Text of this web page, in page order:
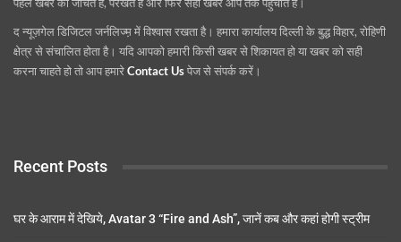
पहले खबर को जांचते हैं, परखते हैं और फिर सही खबर आप तक पहुंचाते हैं।
द न्यूज़गेल डिजिटल जर्नलिज्म़ में विश्वास रखता है। हमारा कार्यालय दिल्ली के बुद्ध विहार, रोहिणी
क्षेत्र से संचालित होता है। यदि आपको हमारी किसी खबर से शिकायत हो या खबर को सही
करना चाहते हो तो आप हमारेContact Usपेज से संपर्क करें।
Recent Posts
घर के आराम में देखिये, Avatar 3 “Fire and Ash”, जानें कब और कहां होगी स्ट्रीम